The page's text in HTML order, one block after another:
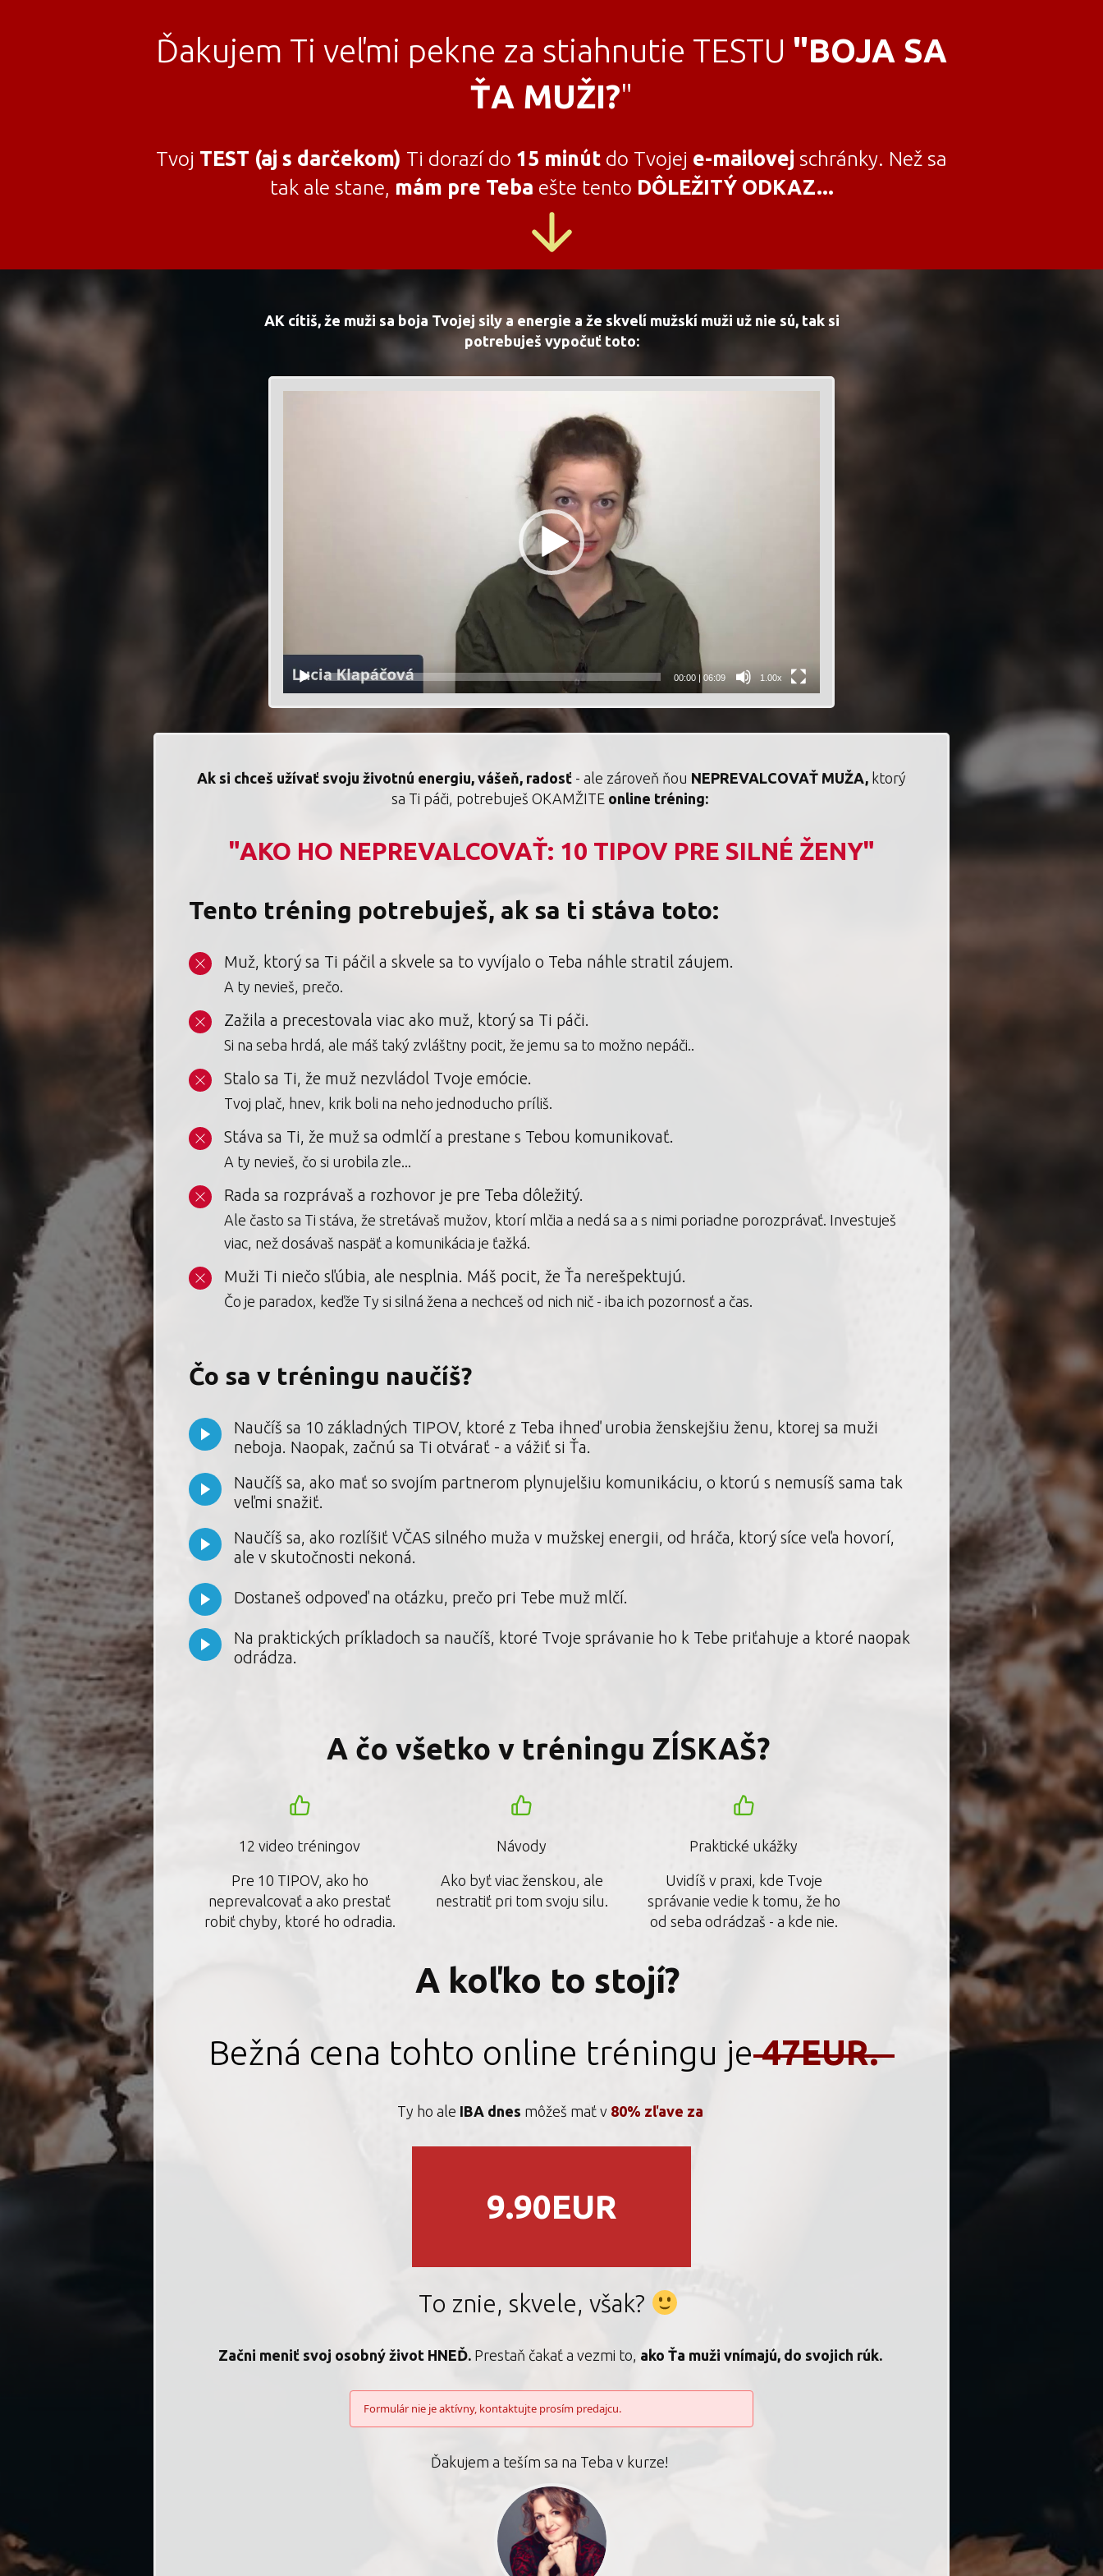
Ďakujem Ti veľmi pekne za stiahnutie TESTU "BOJA SA
ŤA MUŽI?"
Tvoj TEST (aj s darčekom) Ti dorazí do 15 minút do Tvojej e-mailovej schránky. Než sa
tak ale stane, mám pre Teba ešte tento DÔLEŽITÝ ODKAZ...
AK cítiš, že muži sa boja Tvojej sily a energie a že skvelí mužskí muži už nie sú, tak si
potrebuješ vypočuť toto:
00:00 | 06:09 1.00x
Ak si chceš užívať svoju životnú energiu, vášeň, radosť - ale zároveň ňou NEPREVALCOVAŤ MUŽA, ktorý
sa Ti páči, potrebuješ OKAMŽITE online tréning:
"AKO HO NEPREVALCOVAŤ: 10 TIPOV PRE SILNÉ ŽENY"
Tento tréning potrebuješ, ak sa ti stáva toto:
Muž, ktorý sa Ti páčil a skvele sa to vyvíjalo o Teba náhle stratil záujem.
A ty nevieš, prečo.
Zažila a precestovala viac ako muž, ktorý sa Ti páči.
Si na seba hrdá, ale máš taký zvláštny pocit, že jemu sa to možno nepáči..
Stalo sa Ti, že muž nezvládol Tvoje emócie.
Tvoj plač, hnev, krik boli na neho jednoducho príliš.
Stáva sa Ti, že muž sa odmlčí a prestane s Tebou komunikovať.
A ty nevieš, čo si urobila zle...
Rada sa rozprávaš a rozhovor je pre Teba dôležitý.
Ale často sa Ti stáva, že stretávaš mužov, ktorí mlčia a nedá sa a s nimi poriadne porozprávať. Investuješ
viac, než dosávaš naspäť a komunikácia je ťažká.
Muži Ti niečo sľúbia, ale nesplnia. Máš pocit, že Ťa nerešpektujú.
Čo je paradox, keďže Ty si silná žena a nechceš od nich nič - iba ich pozornosť a čas.
Čo sa v tréningu naučíš?
Naučíš sa 10 základných TIPOV, ktoré z Teba ihneď urobia ženskejšiu ženu, ktorej sa muži
neboja. Naopak, začnú sa Ti otvárať - a vážiť si Ťa.
Naučíš sa, ako mať so svojím partnerom plynujelšiu komunikáciu, o ktorú s nemusíš sama tak
veľmi snažiť.
Naučíš sa, ako rozlíšiť VČAS silného muža v mužskej energii, od hráča, ktorý síce veľa hovorí,
ale v skutočnosti nekoná.
Dostaneš odpoveď na otázku, prečo pri Tebe muž mlčí.
Na praktických príkladoch sa naučíš, ktoré Tvoje správanie ho k Tebe priťahuje a ktoré naopak
odrádza.
A čo všetko v tréningu ZÍSKAŠ?
12 video tréningov
Pre 10 TIPOV, ako ho
neprevalcovať a ako prestať
robiť chyby, ktoré ho odradia.
Návody
Ako byť viac ženskou, ale
nestratiť pri tom svoju silu.
Praktické ukážky
Uvidíš v praxi, kde Tvoje
správanie vedie k tomu, že ho
od seba odrádzaš - a kde nie.
A koľko to stojí?
Bežná cena tohto online tréningu je47EUR.
Ty ho ale IBA dnes môžeš mať v80% zľave za
9.90EUR
To znie, skvele, však?
Začni meniť svoj osobný život HNEĎ.Prestaň čakať a vezmi to, ako Ťa muži vnímajú, do svojich rúk.
Formulár nie je aktívny, kontaktujte prosím predajcu.
Ďakujem a teším sa na Teba v kurze!